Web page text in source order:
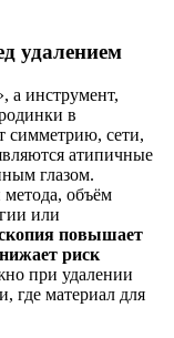
удалением
а инструмент,
в
симметрию, сети,
атипичные
глазом.
метода, объём
или
повышает
риск
при удалении
где материал для